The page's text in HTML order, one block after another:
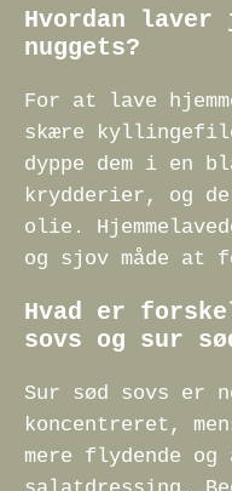
Hvordan laver
nuggets?
For at lave
skære
dyppe dem i en
krydderier, og
olie.
og sjov måde at
Hvad er
sovs og sur
Sur sød sovs er
koncentreret,
mere flydende og